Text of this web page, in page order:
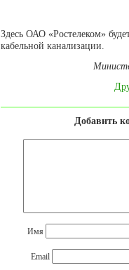
Здесь ОАО «Ростелеком»
кабельной канализации.
Добавить
Имя
Email